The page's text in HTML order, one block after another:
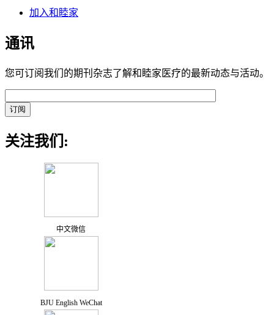
加入和睦家
通讯
您可订阅我们的期刊杂志了解和睦家医疗的最新动态与活动。
关注我们:
中文微信
BJU English WeChat